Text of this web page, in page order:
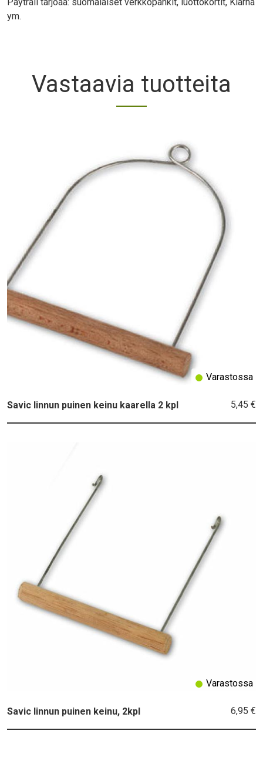
ym.
Vastaavia tuotteita
Savic linnun puinen keinu kaarella 2 kpl 5,45 €
Varastossa
Savic linnun puinen keinu, 2kpl 6,95 €
Varastossa